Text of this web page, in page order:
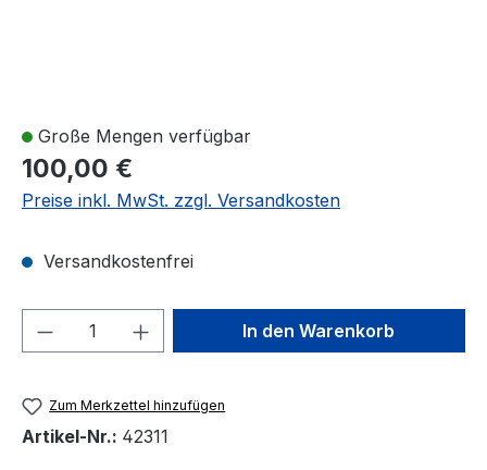
Große Mengen verfügbar
100,00 €
Preise inkl. MwSt. zzgl. Versandkosten
Versandkostenfrei
Produkt Anzahl: Gib denIn den Warenkorb
Zum Merkzettel hinzufügen
Artikel-Nr.: 42311